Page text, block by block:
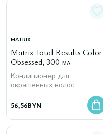
MATRIX
Matrix Total Results Color
Obsessed, 300 мл
Кондиционер для
окрашенных волос
56,56BYN